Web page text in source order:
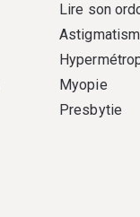
Lire son
Myopie
Presbytie